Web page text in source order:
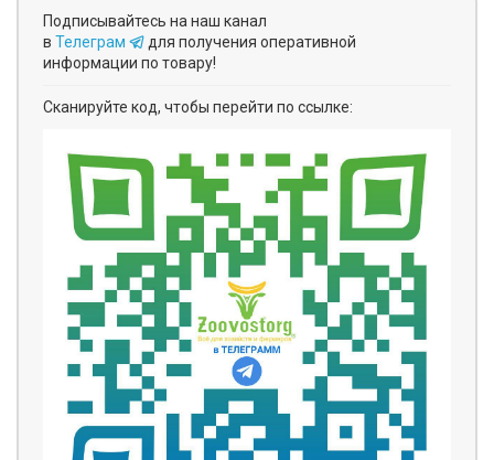
Подписывайтесь на наш канал
в Телеграм
для получения оперативной
информации по товару!
Сканируйте код, чтобы перейти по ссылке: